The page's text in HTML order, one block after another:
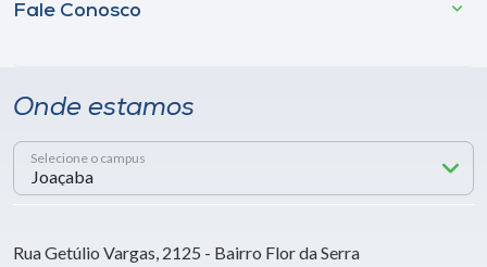
Fale Conosco
Onde estamos
Selecione o campus
Rua Getúlio Vargas, 2125 - Bairro Flor da Serra